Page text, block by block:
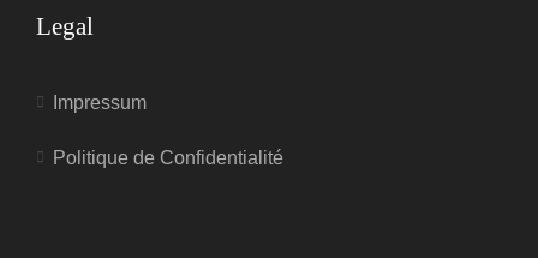
Legal
Impressum
Politique de Confidentialité